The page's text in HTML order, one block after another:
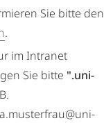
Sie bitte den
.
im Intranet
Sie bitte ".uni-